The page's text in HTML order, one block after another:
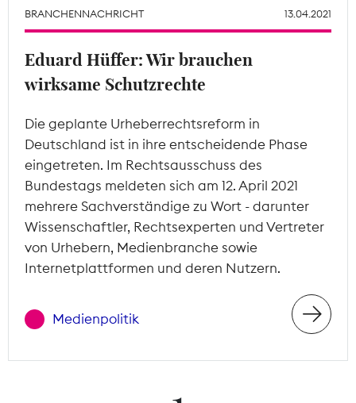
Mitgliederbereich
BRANCHENNACHRICHT 13.04.2021
Eduard Hüffer: Wir brauchen
wirksame Schutzrechte
Die geplante Urheberrechtsreform in
Deutschland ist in ihre entscheidende Phase
eingetreten. Im Rechtsausschuss des
Bundestags meldeten sich am 12. April 2021
mehrere Sachverständige zu Wort - darunter
Wissenschaftler, Rechtsexperten und Vertreter
von Urhebern, Medienbranche sowie
Internetplattformen und deren Nutzern.
Medienpolitik